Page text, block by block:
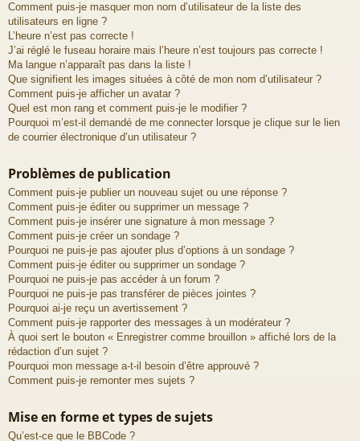
Comment puis-je masquer mon nom d’utilisateur de la liste des
utilisateurs en ligne ?
L’heure n’est pas correcte !
J’ai réglé le fuseau horaire mais l’heure n’est toujours pas correcte !
Ma langue n’apparaît pas dans la liste !
Que signifient les images situées à côté de mon nom d’utilisateur ?
Comment puis-je afficher un avatar ?
Quel est mon rang et comment puis-je le modifier ?
Pourquoi m’est-il demandé de me connecter lorsque je clique sur le lien
de courrier électronique d’un utilisateur ?
Problèmes de publication
Comment puis-je publier un nouveau sujet ou une réponse ?
Comment puis-je éditer ou supprimer un message ?
Comment puis-je insérer une signature à mon message ?
Comment puis-je créer un sondage ?
Pourquoi ne puis-je pas ajouter plus d’options à un sondage ?
Comment puis-je éditer ou supprimer un sondage ?
Pourquoi ne puis-je pas accéder à un forum ?
Pourquoi ne puis-je pas transférer de pièces jointes ?
Pourquoi ai-je reçu un avertissement ?
Comment puis-je rapporter des messages à un modérateur ?
À quoi sert le bouton « Enregistrer comme brouillon » affiché lors de la
rédaction d’un sujet ?
Pourquoi mon message a-t-il besoin d’être approuvé ?
Comment puis-je remonter mes sujets ?
Mise en forme et types de sujets
Qu’est-ce que le BBCode ?